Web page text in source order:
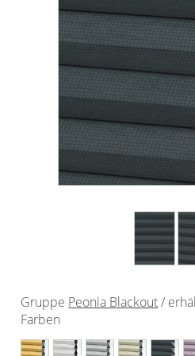
Outdoor-Plissees
Plissee mit Muster
Plissee günstig
Bildergalerie
Plissee Modelle
Plissee
Plissee
Plissee
Schienensysteme
Rollo
Rollos nach Maß
Dachfenster Rollo
Gruppe Peonia Blackout/
Farben